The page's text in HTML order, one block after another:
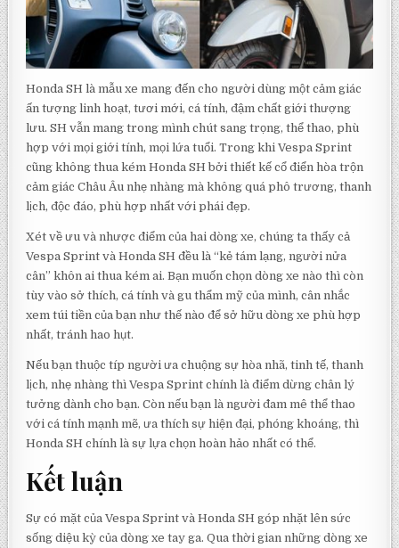
Honda SH là mẫu xe mang đến cho người dùng một cảm giác
ấn tượng linh hoạt, tươi mới, cá tính, đậm chất giới thượng
lưu. SH vẫn mang trong mình chút sang trọng, thể thao, phù
hợp với mọi giới tính, mọi lứa tuổi. Trong khi Vespa Sprint
cũng không thua kém Honda SH bởi thiết kế cổ điển hòa trộn
cảm giác Châu Âu nhẹ nhàng mà không quá phô trương, thanh
lịch, độc đáo, phù hợp nhất với phái đẹp.
Xét về ưu và nhược điểm của hai dòng xe, chúng ta thấy cả
Vespa Sprint và Honda SH đều là “kẻ tám lạng, người nửa
cân” khôn ai thua kém ai. Bạn muốn chọn dòng xe nào thì còn
tùy vào sở thích, cá tính và gu thẩm mỹ của mình, cân nhắc
xem túi tiền của bạn như thế nào để sở hữu dòng xe phù hợp
nhất, tránh hao hụt.
Nếu bạn thuộc típ người ưa chuộng sự hòa nhã, tinh tế, thanh
lịch, nhẹ nhàng thì Vespa Sprint chính là điểm dừng chân lý
tưởng dành cho bạn. Còn nếu bạn là người đam mê thể thao
với cá tính mạnh mẽ, ưa thích sự hiện đại, phóng khoáng, thì
Honda SH chính là sự lựa chọn hoàn hảo nhất có thể.
Kết luận
Sự có mặt của Vespa Sprint và Honda SH góp nhặt lên sức
sống diệu kỳ của dòng xe tay ga. Qua thời gian những dòng xe